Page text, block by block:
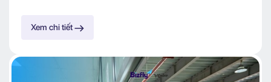
Xem chi tiết